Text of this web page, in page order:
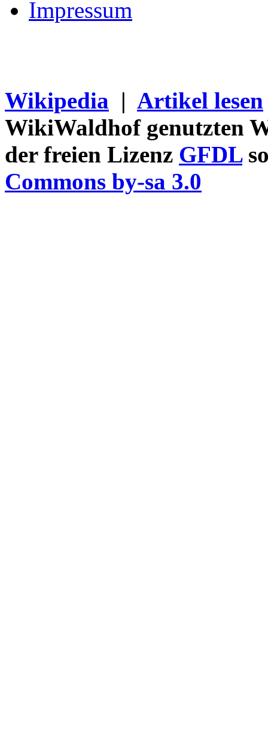
Impressum
Wikipedia | Artikel lesen
WikiWaldhof genutzten
der freien Lizenz GFDL
Commons by-sa 3.0